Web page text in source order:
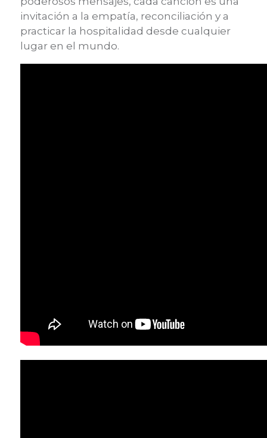
invitación a la empatía, reconciliación y a
practicar la hospitalidad desde cualquier
lugar en el mundo.